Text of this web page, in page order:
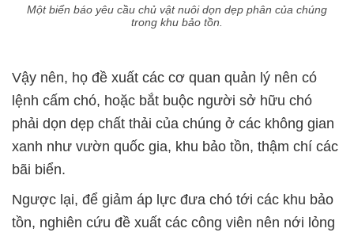
Một biển báo yêu cầu chủ vật nuôi dọn dẹp phân của chúng
trong khu bảo tồn.
Vậy nên, họ đề xuất các cơ quan quản lý nên có
lệnh cấm chó, hoặc bắt buộc người sở hữu chó
phải dọn dẹp chất thải của chúng ở các không gian
xanh như vườn quốc gia, khu bảo tồn, thậm chí các
bãi biển.
Ngược lại, để giảm áp lực đưa chó tới các khu bảo
tồn, nghiên cứu đề xuất các công viên nên nới lỏng